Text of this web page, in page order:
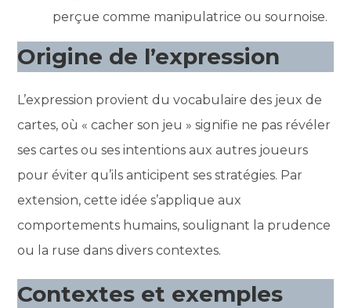
perçue comme manipulatrice ou sournoise.
Origine de l’expression
L’expression provient du vocabulaire des jeux de
cartes, où « cacher son jeu » signifie ne pas révéler
ses cartes ou ses intentions aux autres joueurs
pour éviter qu’ils anticipent ses stratégies. Par
extension, cette idée s’applique aux
comportements humains, soulignant la prudence
ou la ruse dans divers contextes.
Contextes et exemples